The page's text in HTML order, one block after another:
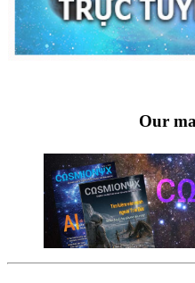
Our